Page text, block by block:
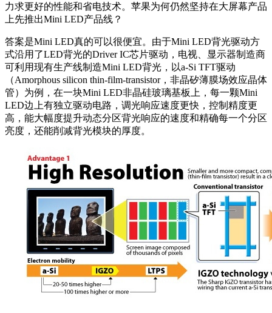
力求更好的性能和省电技术。苹果为何仍然坚持在大屏幕产品
上先推出Mini LED产品线？
答案是Mini LED真的可以很便宜。由于Mini LED背光驱动方
式沿用了LED背光的Driver IC芯片驱动，电视、显示器制造商
可利用现有生产线制造Mini LED背光，以a-Si TFT驱动
（Amorphous silicon thin-film-transistor，非晶矽薄膜场效应晶体
管）为例，在一块Mini LED非晶硅玻璃基板上，每一颗Mini
LED边上有独立驱动电路，调光响应速度更快，控制精度更
高，能大幅度提升动态分区背光响应的速度和精确每一个分区
亮度，还能削减背光模块的厚度。